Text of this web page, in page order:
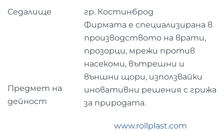
Седалище гр. Костинброд
Предмет на
дейност
Фирмата е специализирана в
производството на врати,
прозорци, мрежи против
насекоми, вътрешни и
външни щори, използвайки
иновативни решения с грижа
за природата.
www.rollplast.com